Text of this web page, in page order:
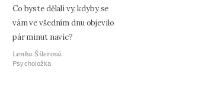
Co byste dělali vy, kdyby se
vám ve všedním dnu objevilo
pár minut navíc?
Lenka Šilerová
Psycholožka